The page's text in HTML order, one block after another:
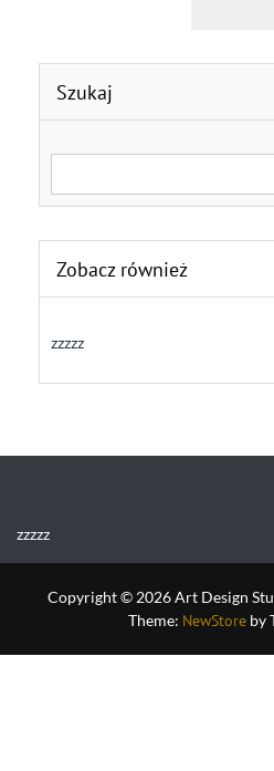
Szukaj
Zobacz również
zzzzz
zzzzz
Copyright © 2026 Art Design
Theme: NewStore by